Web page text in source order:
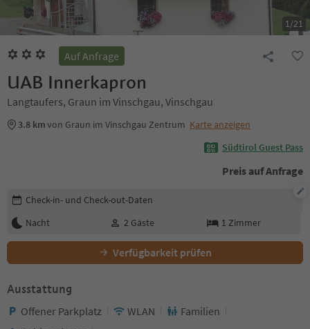
1/21
Auf Anfrage
UAB Innerkapron
Langtaufers, Graun im Vinschgau, Vinschgau
3.8 kmvon Graun im Vinschgau Zentrum Karte anzeigen
Südtirol Guest Pass
Preis auf Anfrage
Buchungsdetails bearbeiten
Check-in- und Check-out-Daten
Nacht
2 Gäste 1 Zimmer
Verfügbarkeit prüfen
Ausstattung
Offener Parkplatz WLAN
Familien